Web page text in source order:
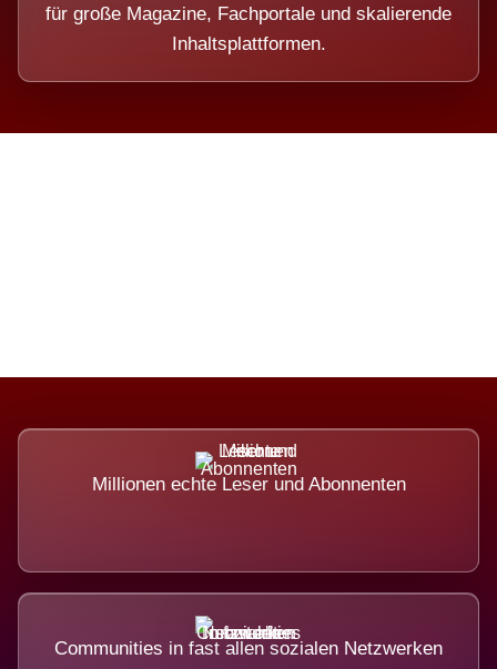
für große Magazine, Fachportale und skalierende
Inhaltsplattformen.
Millionen echte Leser und Abonnenten
Communities in fast allen sozialen Netzwerken